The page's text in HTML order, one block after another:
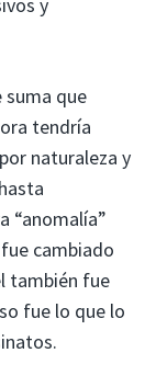
suma que
tendría
naturaleza y
“anomalía”
cambiado
también fue
fue lo que lo